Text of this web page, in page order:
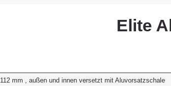
Elite
112 mm , außen und innen versetzt mit Aluvorsatzschale